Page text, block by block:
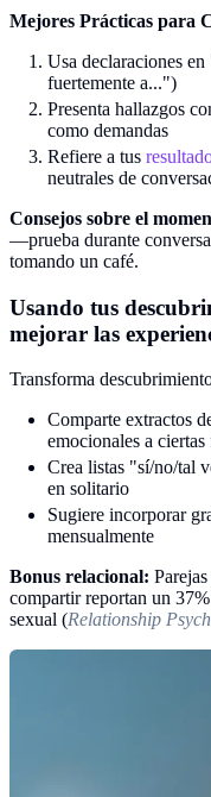
Mejores Prácticas para
Usa declaraciones
fuertemente a...")
Presenta hallazgos
como demandas
Refiere a tus
neutrales de
Consejos sobre el
—prueba durante
tomando un café.
Usando tus
mejorar las
Transforma
Comparte extractos
emocionales a ciertas
Crea listas "sí/no/tal
en solitario
Sugiere incorporar
mensualmente
Bonus relacional:
compartir reportan un
sexual (Relationship